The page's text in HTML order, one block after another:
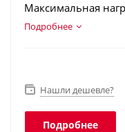
Максимальная
сталь (4 мм).
Подробнее
Нашли дешевле?
Подробнее